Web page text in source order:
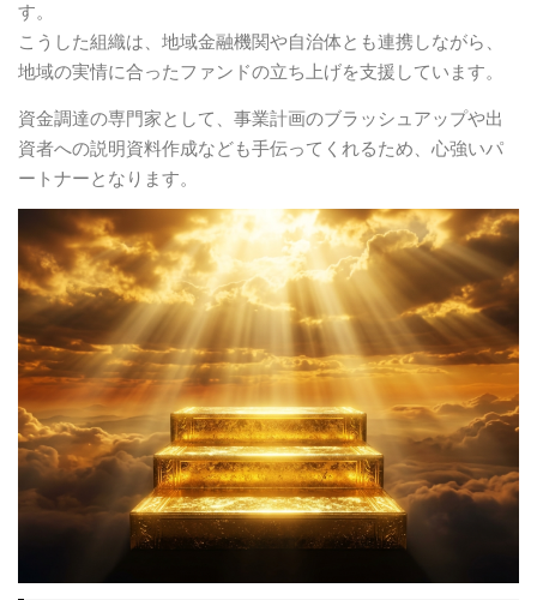
す。
こうした組織は、地域金融機関や自治体とも連携しながら、
地域の実情に合ったファンドの立ち上げを支援しています。
資金調達の専門家として、事業計画のブラッシュアップや出
資者への説明資料作成なども手伝ってくれるため、心強いパ
ートナーとなります。